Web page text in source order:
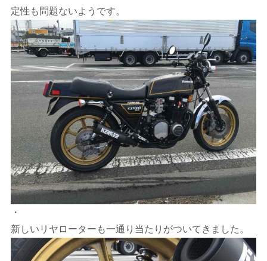
定性も問題ないようです。
・
新しいリヤローターも一通り当たりがついてきました。